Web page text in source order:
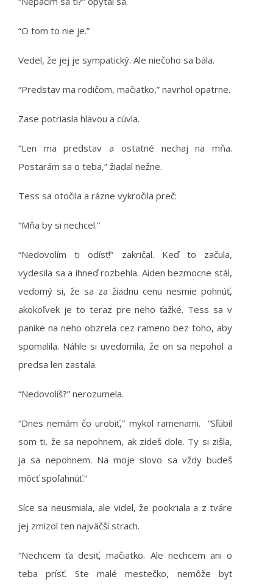
“O tom to nie je.”
Vedel, že jej je sympatický. Ale niečoho sa bála.
“Predstav ma rodičom, mačiatko,” navrhol opatrne.
Zase potriasla hlavou a cúvla.
“Len ma predstav a ostatné nechaj na mňa.
Postarám sa o teba,” žiadal nežne.
Tess sa otočila a rázne vykročila preč:
“Mňa by si nechcel.“
“Nedovolím ti odísť!” zakričal. Keď to začula,
vydesila sa a ihneď rozbehla. Aiden bezmocne stál,
vedomý si, že sa za žiadnu cenu nesmie pohnúť,
akokoľvek je to teraz pre neho ťažké. Tess sa v
panike na neho obzrela cez rameno bez toho, aby
spomalila. Náhle si uvedomila, že on sa nepohol a
predsa len zastala.
“Nedovolíš?” nerozumela.
“Dnes nemám čo urobiť,” mykol ramenami. “Sľúbil
som ti, že sa nepohnem, ak zídeš dole. Ty si zišla,
ja sa nepohnem. Na moje slovo sa vždy budeš
môcť spoľahnúť.”
Síce sa neusmiala, ale videl, že pookriala a z tváre
jej zmizol ten najväčší strach.
“Nechcem ťa desiť, mačiatko. Ale nechcem ani o
teba prísť. Ste malé mestečko, nemôže byť